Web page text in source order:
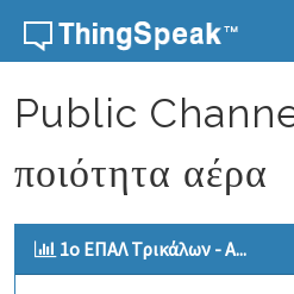
Skip to content
Public
ποιότητα αέρα
1ο ΕΠΑΛ Τρικάλων - Α...